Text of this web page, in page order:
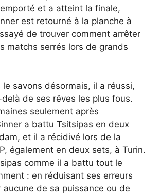
et a atteint la finale,
est retourné à la planche à
de trouver comment arrêter
matchs serrés lors de grands
le savons désormais, il a réussi,
de ses rêves les plus fous.
seulement après
a battu Tsitsipas en deux
et il a récidivé lors de la
également en deux sets, à Turin.
comme il a battu tout le
: en réduisant ses erreurs
aucune de sa puissance ou de